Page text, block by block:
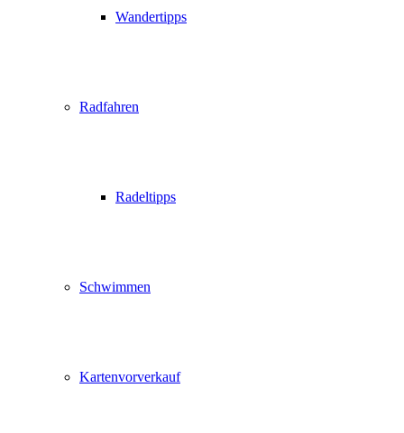
Wandertipps
Radfahren
Radeltipps
Schwimmen
Kartenvorverkauf